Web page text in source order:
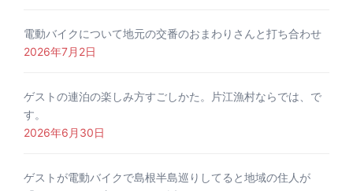
電動バイクについて地元の交番のおまわりさんと打ち合わせ
2026年7月2日
ゲストの連泊の楽しみ方すごしかた。片江漁村ならでは、で
す。
2026年6月30日
ゲストが電動バイクで島根半島巡りしてると地域の住人が